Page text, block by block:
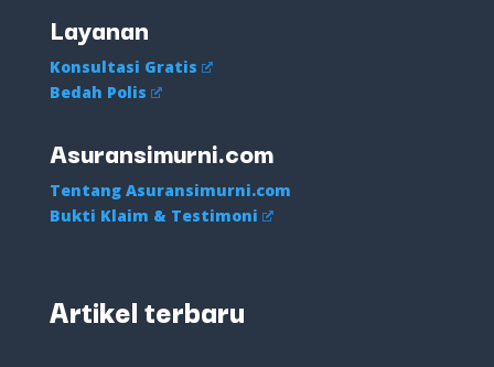
Layanan
Konsultasi Gratis
Bedah Polis
Asuransimurni.com
Tentang Asuransimurni.com
Bukti Klaim & Testimoni
Artikel terbaru